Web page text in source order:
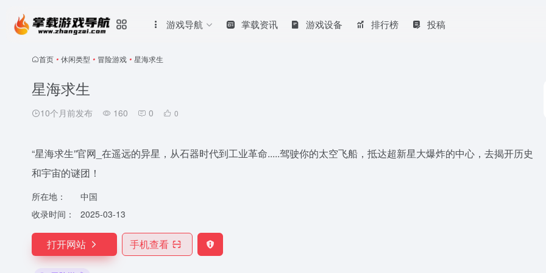
游戏导航 掌载资讯 游戏设备 排行榜 投稿
首页 • 休闲类型 • 冒险游戏 • 星海求生
星海求生
10个月前发布 160 0 0
“星海求生”官网_在遥远的异星，从石器时代到工业革命.....驾驶你的太空飞船，抵达超新星大爆炸的中心，去揭开历史
和宇宙的谜团！
所在地：
中国
收录时间：
2025-03-13
打开网站 手机查看